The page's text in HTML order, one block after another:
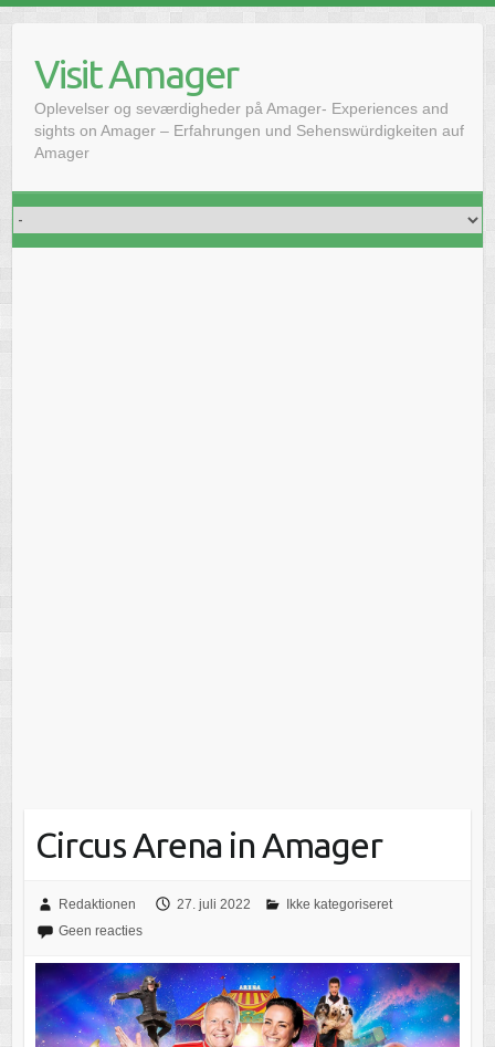
inhoudVisit Amager
Oplevelser og seværdigheder på Amager- Experiences and
sights on Amager – Erfahrungen und Sehenswürdigkeiten auf
Amager
Circus Arena in Amager
Redaktionen 27. juli 2022
Ikke kategoriseret
Geen reacties